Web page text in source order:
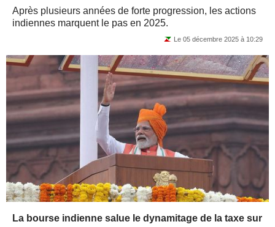
Après plusieurs années de forte progression, les actions
indiennes marquent le pas en 2025.
Le 05 décembre 2025 à 10:29
La bourse indienne salue le dynamitage de la taxe sur